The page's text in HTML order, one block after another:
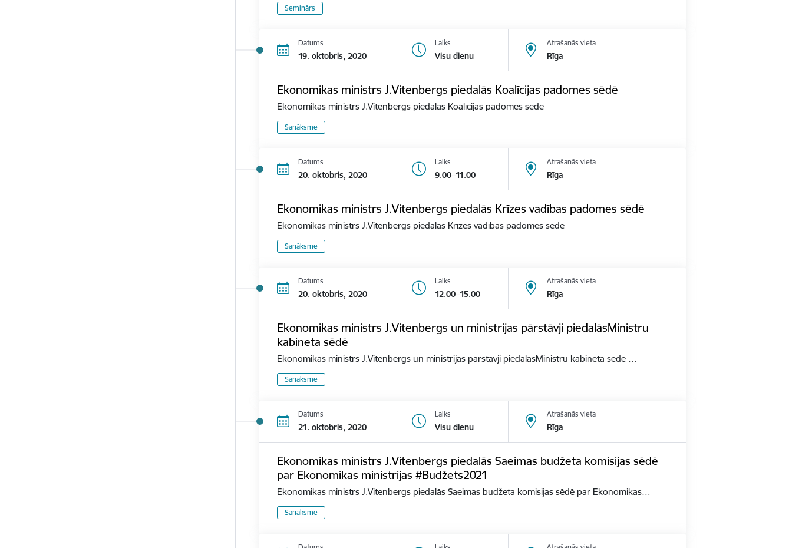
Seminārs
Datums
19. oktobris, 2020
Laiks
Visu dienu
Atrašanās vieta
Rīga
Ekonomikas ministrs J.Vitenbergs piedalās Koalīcijas padomes sēdē
Ekonomikas ministrs J.Vitenbergs piedalās Koalīcijas padomes sēdē
Sanāksme
Datums
20. oktobris, 2020
Laiks
9.00–11.00
Atrašanās vieta
Rīga
Ekonomikas ministrs J.Vitenbergs piedalās Krīzes vadības padomes sēdē
Ekonomikas ministrs J.Vitenbergs piedalās Krīzes vadības padomes sēdē
Sanāksme
Datums
20. oktobris, 2020
Laiks
12.00–15.00
Atrašanās vieta
Rīga
Ekonomikas ministrs J.Vitenbergs un ministrijas pārstāvji piedalāsMinistru
kabineta sēdē
Ekonomikas ministrs J.Vitenbergs un ministrijas pārstāvji piedalāsMinistru kabineta sēdē …
Sanāksme
Datums
21. oktobris, 2020
Laiks
Visu dienu
Atrašanās vieta
Rīga
Ekonomikas ministrs J.Vitenbergs piedalās Saeimas budžeta komisijas sēdē
par Ekonomikas ministrijas #Budžets2021
Ekonomikas ministrs J.Vitenbergs piedalās Saeimas budžeta komisijas sēdē par Ekonomikas…
Sanāksme